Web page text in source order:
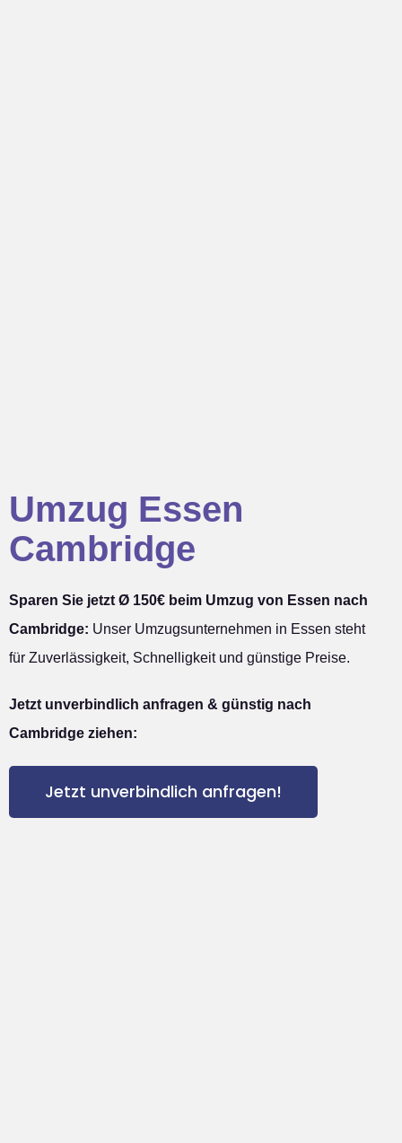
Umzug Essen
Cambridge
Sparen Sie jetzt Ø 150€ beim Umzug von Essen nach
Cambridge: Unser Umzugsunternehmen in Essen steht
für Zuverlässigkeit, Schnelligkeit und günstige Preise.
Jetzt unverbindlich anfragen & günstig nach
Cambridge ziehen:
Jetzt unverbindlich anfragen!